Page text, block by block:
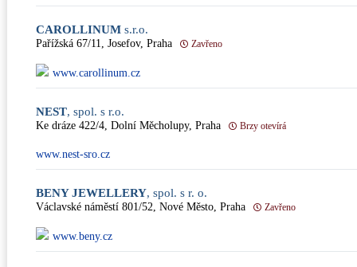
CAROLLINUM s.r.o.
Pařížská 67/11, Josefov, Praha Zavřeno
www.carollinum.cz
NEST, spol. s r.o.
Ke dráze 422/4, Dolní Měcholupy, Praha Brzy otevírá
www.nest-sro.cz
BENY JEWELLERY, spol. s r. o.
Václavské náměstí 801/52, Nové Město, Praha Zavřeno
www.beny.cz